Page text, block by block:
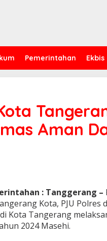
Pemerintahan Ekbis
Aman
: Tanggerang –
Kota, PJU Polres
Kota Tangerang
2024 Masehi.